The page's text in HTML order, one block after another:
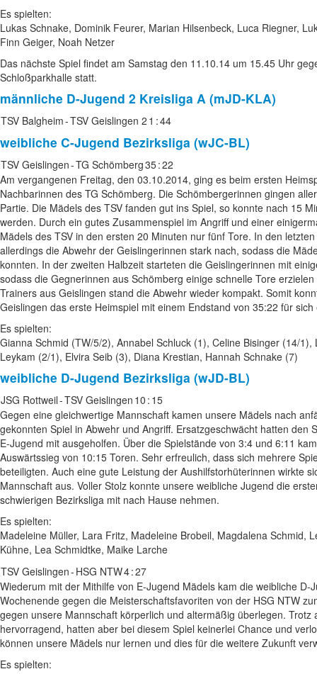
Es spielten:
Lukas Schnake, Dominik Feurer, Marian Hilsenbeck, Luca Riegner,
Finn Geiger, Noah Netzer
Das nächste Spiel findet am Samstag den 11.10.14 um 15.45 Uhr
Schloßparkhalle statt.
männliche D-Jugend 2 Kreisliga A (mJD-KLA)
TSV Balgheim-TSV Geislingen 2 1 :44
weibliche C-Jugend Bezirksliga (wJC-BL)
TSV Geislingen-TG Schömberg35:22
Am vergangenen Freitag, den 03.10.2014, ging es beim ersten
Nachbarinnen des TG Schömberg. Die Schömbergerinnen gingen
Partie. Die Mädels des TSV fanden gut ins Spiel, so konnte nach 15
werden. Durch ein gutes Zusammenspiel im Angriff und einer
Mädels des TSV in den ersten 20 Minuten nur fünf Tore. In den
allerdings die Abwehr der Geislingerinnen stark nach, sodass die
konnten. In der zweiten Halbzeit starteten die Geislingerinnen mit
sodass die Gegnerinnen aus Schömberg einige schnelle Tore
Trainers aus Geislingen stand die Abwehr wieder kompakt. Somit
Geislingen das erste Heimspiel mit einem Endstand von 35:22 für
Es spielten:
Gianna Schmid (TW/5/2), Annabel Schluck (1), Celine Bisinger (14/
Leykam (2/1), Elvira Seib (3), Diana Krestian, Hannah Schnake (7)
weibliche D-Jugend Bezirksliga (wJD-BL)
JSG Rottweil-TSV Geislingen 10 : 15
Gegen eine gleichwertige Mannschaft kamen unsere Mädels nach
gekonnten Spiel in Abwehr und Angriff. Ersatzgeschwächt hatten den
E-Jugend mit ausgeholfen. Über die Spielstände von 3:4 und 6:11
Auswärtssieg von 10:15 Toren. Sehr erfreulich, dass sich mehrere
beteiligten. Auch eine gute Leistung der Aushilfstorhüterinnen wirkte
Mannschaft aus. Voller Stolz konnte unsere weibliche Jugend die
schwierigen Bezirksliga mit nach Hause nehmen.
Es spielten:
Madeleine Müller, Lara Fritz, Madeleine Brobeil, Magdalena Schmid,
Kühne, Lea Schmidtke, Maike Larche
TSV Geislingen- HSG NTW4:27
Wiederum mit der Mithilfe von E-Jugend Mädels kam die weibliche D-
Wochenende gegen die Meisterschaftsfavoriten von der HSG NTW
gegen unsere Mannschaft körperlich und altermäßig überlegen. Trotz
hervorragend, hatten aber bei diesem Spiel keinerlei Chance und
können unsere Mädels nur lernen und dies für die weitere Zukunft
Es spielten: